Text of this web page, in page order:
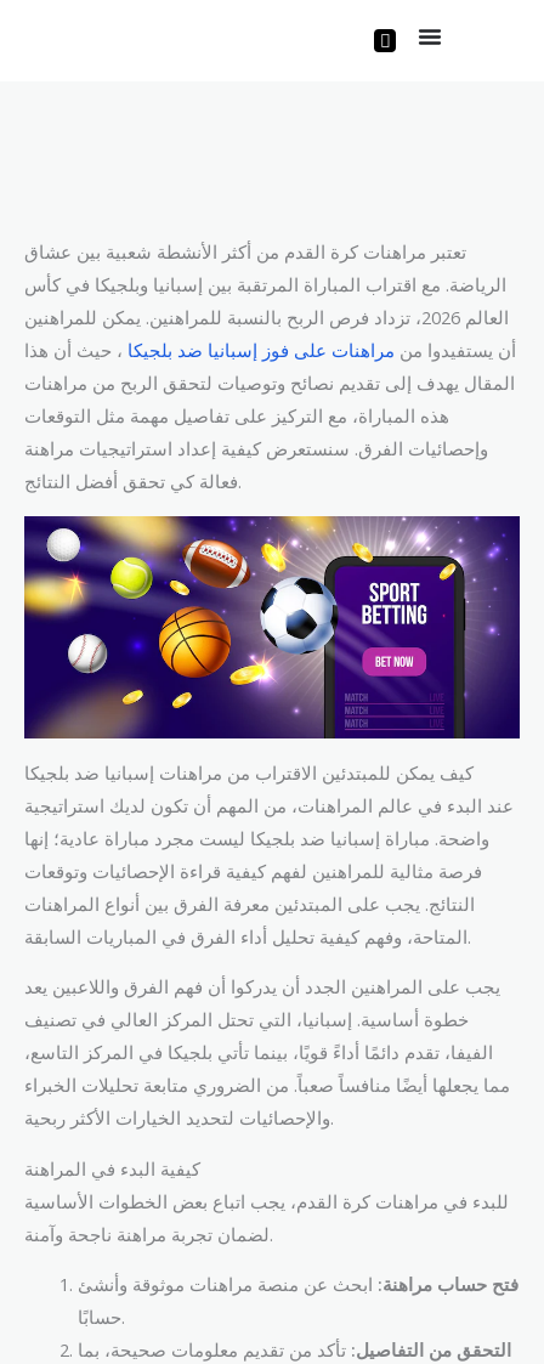
تعتبر مراهنات كرة القدم من أكثر الأنشطة شعبية بين عشاق
الرياضة. مع اقتراب المباراة المرتقبة بين إسبانيا وبلجيكا في كأس
العالم 2026، تزداد فرص الربح بالنسبة للمراهنين. يمكن للمراهنين
أن يستفيدوا من مراهنات على فوز إسبانيا ضد بلجيكا ، حيث أن هذا
المقال يهدف إلى تقديم نصائح وتوصيات لتحقق الربح من مراهنات
هذه المباراة، مع التركيز على تفاصيل مهمة مثل التوقعات
وإحصائيات الفرق. سنستعرض كيفية إعداد استراتيجيات مراهنة
فعالة كي تحقق أفضل النتائج.
كيف يمكن للمبتدئين الاقتراب من مراهنات إسبانيا ضد بلجيكا
عند البدء في عالم المراهنات، من المهم أن تكون لديك استراتيجية
واضحة. مباراة إسبانيا ضد بلجيكا ليست مجرد مباراة عادية؛ إنها
فرصة مثالية للمراهنين لفهم كيفية قراءة الإحصائيات وتوقعات
النتائج. يجب على المبتدئين معرفة الفرق بين أنواع المراهنات
المتاحة، وفهم كيفية تحليل أداء الفرق في المباريات السابقة.
يجب على المراهنين الجدد أن يدركوا أن فهم الفرق واللاعبين يعد
خطوة أساسية. إسبانيا، التي تحتل المركز العالي في تصنيف
الفيفا، تقدم دائمًا أداءً قويًا، بينما تأتي بلجيكا في المركز التاسع،
مما يجعلها أيضًا منافساً صعباً. من الضروري متابعة تحليلات الخبراء
والإحصائيات لتحديد الخيارات الأكثر ربحية.
كيفية البدء في المراهنة
للبدء في مراهنات كرة القدم، يجب اتباع بعض الخطوات الأساسية
لضمان تجربة مراهنة ناجحة وآمنة.
فتح حساب مراهنة: ابحث عن منصة مراهنات موثوقة وأنشئ
حسابًا.
التحقق من التفاصيل: تأكد من تقديم معلومات صحيحة، بما